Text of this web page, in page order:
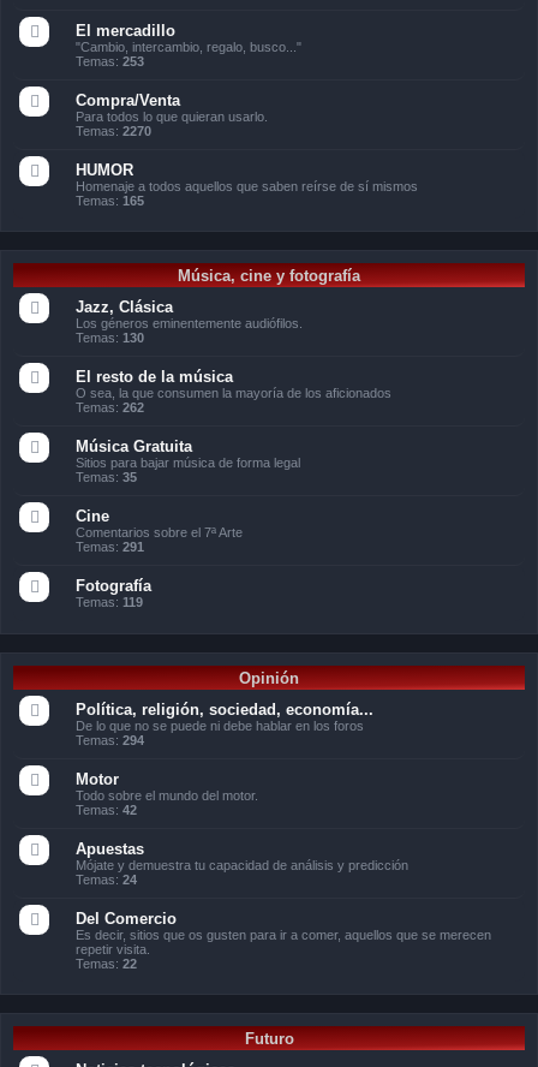
El mercadillo
"Cambio, intercambio, regalo, busco..."
Temas: 253
Compra/Venta
Para todos lo que quieran usarlo.
Temas: 2270
HUMOR
Homenaje a todos aquellos que saben reírse de sí mismos
Temas: 165
Música, cine y fotografía
Jazz, Clásica
Los géneros eminentemente audiófilos.
Temas: 130
El resto de la música
O sea, la que consumen la mayoría de los aficionados
Temas: 262
Música Gratuita
Sitios para bajar música de forma legal
Temas: 35
Cine
Comentarios sobre el 7ª Arte
Temas: 291
Fotografía
Temas: 119
Opinión
Política, religión, sociedad, economía...
De lo que no se puede ni debe hablar en los foros
Temas: 294
Motor
Todo sobre el mundo del motor.
Temas: 42
Apuestas
Mójate y demuestra tu capacidad de análisis y predicción
Temas: 24
Del Comercio
Es decir, sitios que os gusten para ir a comer, aquellos que se merecen
repetir visita.
Temas: 22
Futuro